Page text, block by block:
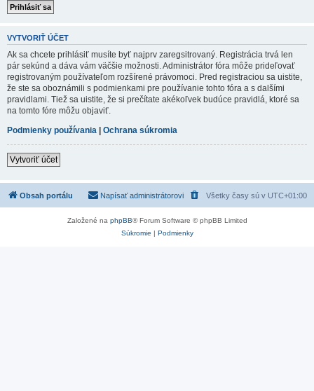
VYTVORIŤ ÚČET
Ak sa chcete prihlásiť musíte byť najprv zaregsitrovaný. Registrácia trvá len
pár sekúnd a dáva vám väčšie možnosti. Administrátor fóra môže prideľovať
registrovaným používateľom rozšírené právomoci. Pred registraciou sa uistite,
že ste sa oboznámili s podmienkami pre používanie tohto fóra a s dalšími
pravidlami. Tiež sa uistite, že si prečítate akékoľvek budúce pravidlá, ktoré sa
na tomto fóre môžu objaviť.
Podmienky používania | Ochrana súkromia
Vytvoriť účet
Obsah portálu Všetky časy sú v UTC+01:00
Napísať administrátorovi
Založené na phpBB® Forum Software © phpBB Limited
Súkromie | Podmienky